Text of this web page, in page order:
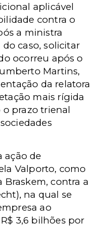
aplicável
contra o
a ministra
caso, solicitar
ocorreu após o
Martins,
da relatora
mais rígida
prazo trienal
ação de
Valporto, como
contra a
na qual se
ao
3,6 bilhões por